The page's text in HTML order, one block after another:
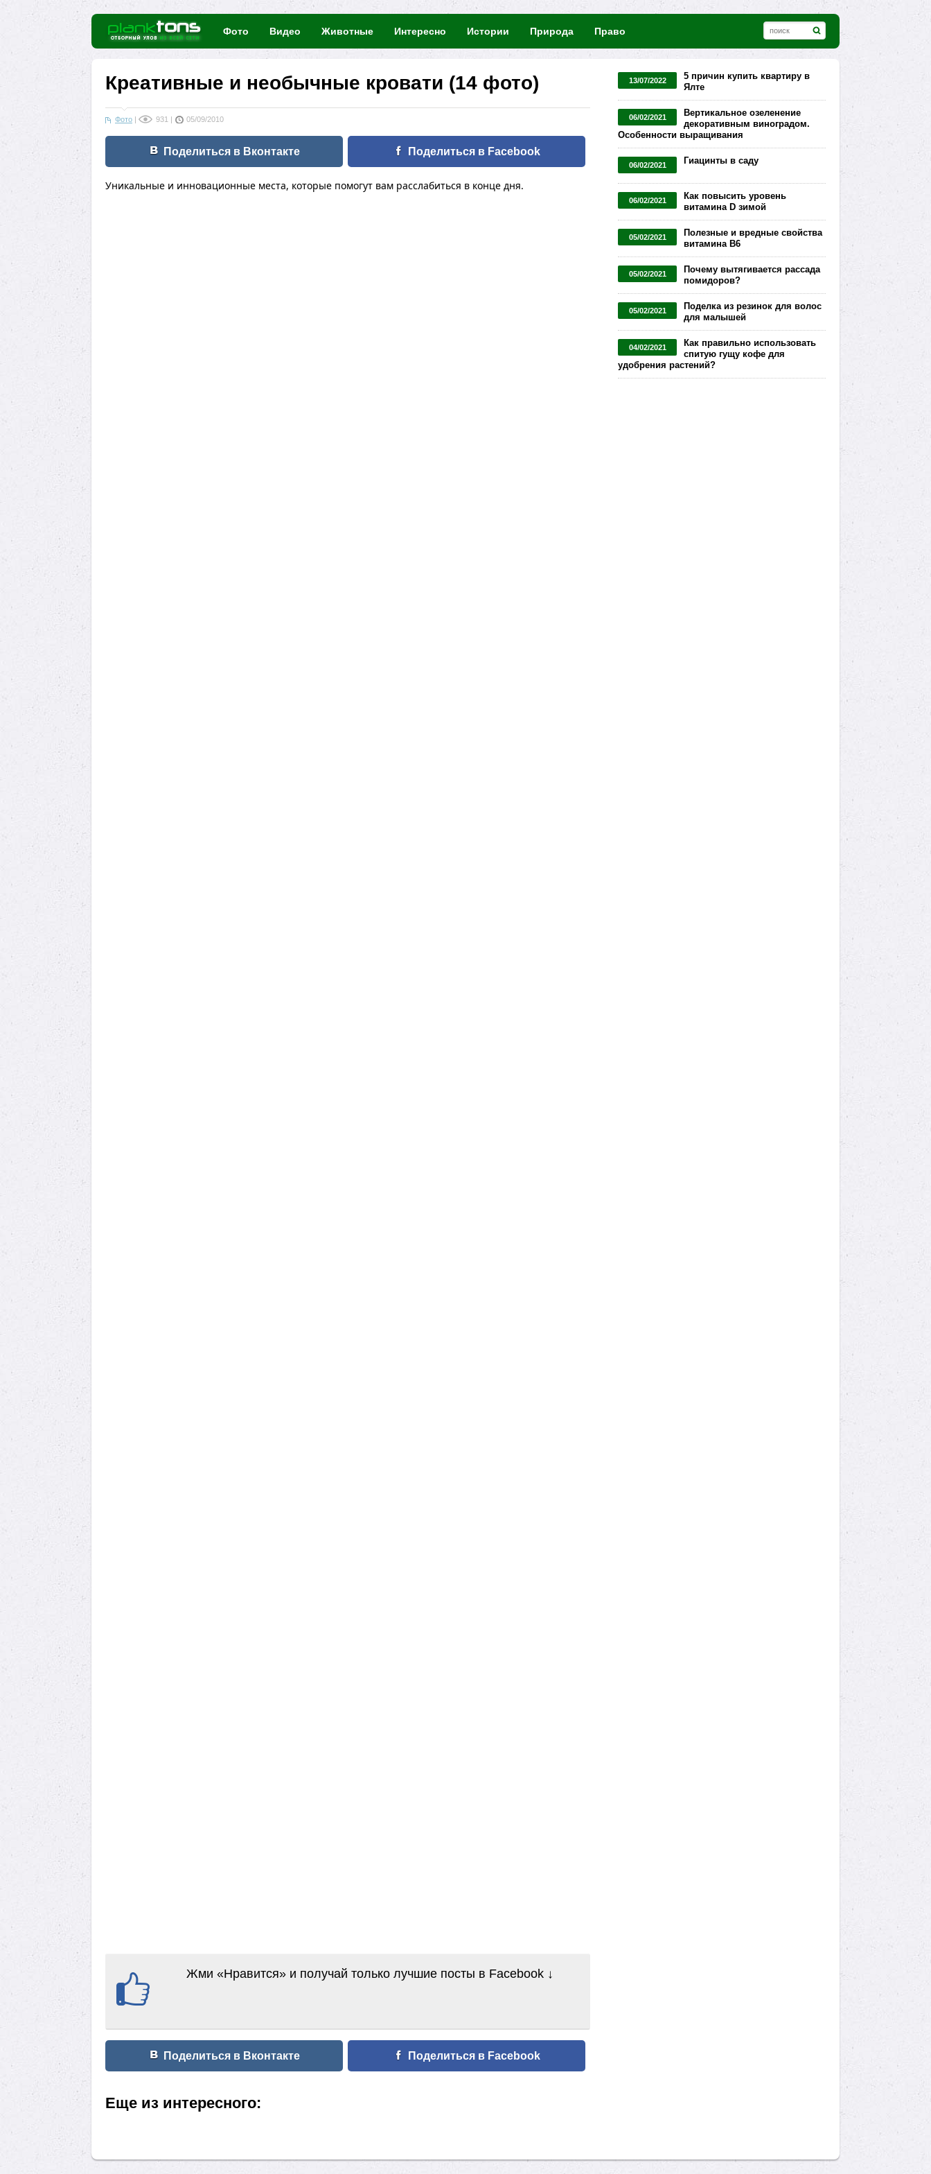
Фото Видео Животные Интересно Истории Природа Право
Креативные и необычные кровати (14 фото)
Фото | 931 | 05/09/2010
Поделиться в Вконтакте Поделиться в Facebook
Уникальные и инновационные места, которые помогут вам расслабиться в конце дня.
Жми «Нравится» и получай только лучшие посты в Facebook ↓
Поделиться в Вконтакте Поделиться в Facebook
13/07/2022
5 причин купить квартиру в
Ялте
06/02/2021
Вертикальное озеленение
декоративным виноградом.
Особенности выращивания
06/02/2021 Гиацинты в саду
06/02/2021
Как повысить уровень
витамина D зимой
05/02/2021
Полезные и вредные свойства
витамина В6
05/02/2021
Почему вытягивается рассада
помидоров?
05/02/2021
Поделка из резинок для волос
для малышей
04/02/2021
Как правильно использовать
спитую гущу кофе для
удобрения растений?
Еще из интересного: